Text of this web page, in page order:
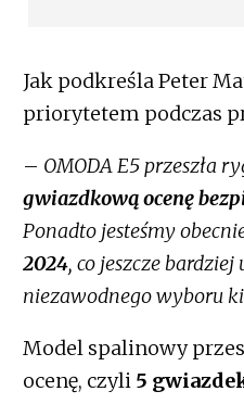
Jak podkreśla Peter
priorytetem podczas
– OMODA E5 przeszła
gwiazdkową ocenę
Ponadto jesteśmy
2024, co jeszcze
niezawodnego wyboru
Model spalinowy
ocenę, czyli 5